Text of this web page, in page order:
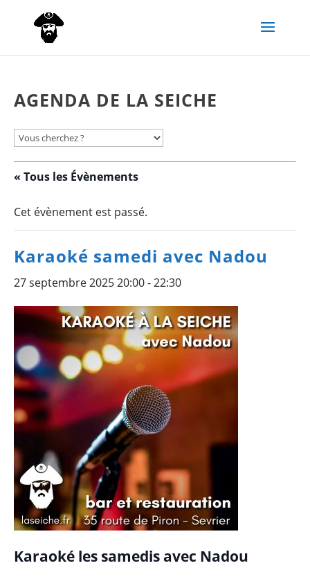
AGENDA DE LA SEICHE
« Tous les Évènements
Cet évènement est passé.
Karaoké samedi avec Nadou
27 septembre 2025 20:00-22:30
Karaoké les samedis avec Nadou